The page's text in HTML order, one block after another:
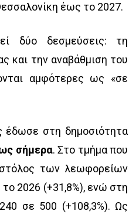
έως το 2027.
δύο δεσμεύσεις: τη
και την αναβάθμιση του
αμφότερες ως «σε
έδωσε στη δημοσιότητα
σήμερα. Στο τμήμα που
των λεωφορείων
2026 (+31,8%), ενώ στη
σε 500 (+108,3%). Ως